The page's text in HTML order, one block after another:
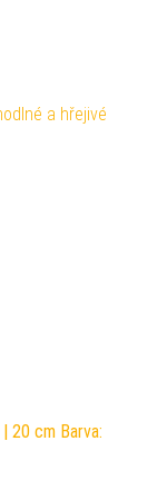
a hřejivé
20 cm Barva: